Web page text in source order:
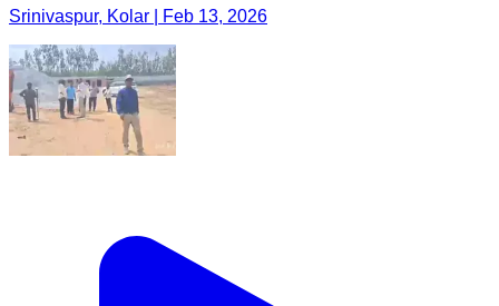
Srinivaspur, Kolar | Feb 13, 2026